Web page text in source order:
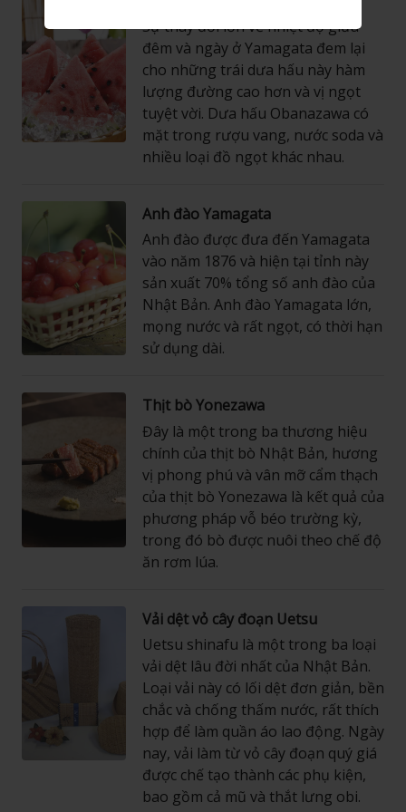
Sự thay đổi lớn về nhiệt độ giữa
đêm và ngày ở Yamagata đem lại
cho những trái dưa hấu này hàm
lượng đường cao hơn và vị ngọt
tuyệt vời. Dưa hấu Obanazawa có
mặt trong rượu vang, nước soda và
nhiều loại đồ ngọt khác nhau.
Anh đào Yamagata
Anh đào được đưa đến Yamagata
vào năm 1876 và hiện tại tỉnh này
sản xuất 70% tổng số anh đào của
Nhật Bản. Anh đào Yamagata lớn,
mọng nước và rất ngọt, có thời hạn
sử dụng dài.
Thịt bò Yonezawa
Đây là một trong ba thương hiệu
chính của thịt bò Nhật Bản, hương
vị phong phú và vân mỡ cẩm thạch
của thịt bò Yonezawa là kết quả của
phương pháp vỗ béo trường kỳ,
trong đó bò được nuôi theo chế độ
ăn rơm lúa.
Vải dệt vỏ cây đoạn Uetsu
Uetsu shinafu là một trong ba loại
vải dệt lâu đời nhất của Nhật Bản.
Loại vải này có lối dệt đơn giản, bền
chắc và chống thấm nước, rất thích
hợp để làm quần áo lao động. Ngày
nay, vải làm từ vỏ cây đoạn quý giá
được chế tạo thành các phụ kiện,
bao gồm cả mũ và thắt lưng obi.